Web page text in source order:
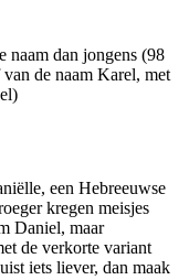
naam dan jongens (98
de naam Karel, met
een Hebreeuwse
kregen meisjes
Daniel, maar
de verkorte variant
iets liever, dan maak